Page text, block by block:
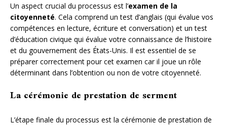
Un aspect crucial du processus est l’examen de la
citoyenneté. Cela comprend un test d’anglais (qui évalue vos
compétences en lecture, écriture et conversation) et un test
d’éducation civique qui évalue votre connaissance de l’histoire
et du gouvernement des États-Unis. Il est essentiel de se
préparer correctement pour cet examen car il joue un rôle
déterminant dans l’obtention ou non de votre citoyenneté.
La cérémonie de prestation de serment
L’étape finale du processus est la cérémonie de prestation de